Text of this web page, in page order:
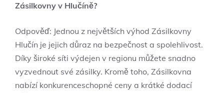
Zásilkovny v Hlučíně?
Odpověď: Jednou z největších výhod Zásilkovny
Hlučín je jejich důraz na bezpečnost a spolehlivost.
Díky široké síti výdejen v regionu můžete snadno
vyzvednout své zásilky. Kromě toho, Zásilkovna
nabízí konkurenceschopné ceny a krátké dodací